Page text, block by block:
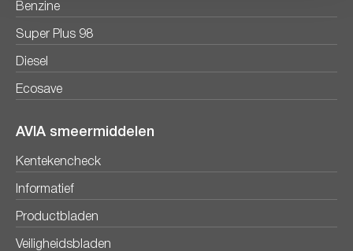
Benzine
Super Plus 98
Diesel
Ecosave
AVIA smeermiddelen
Kentekencheck
Informatief
Productbladen
Veiligheidsbladen